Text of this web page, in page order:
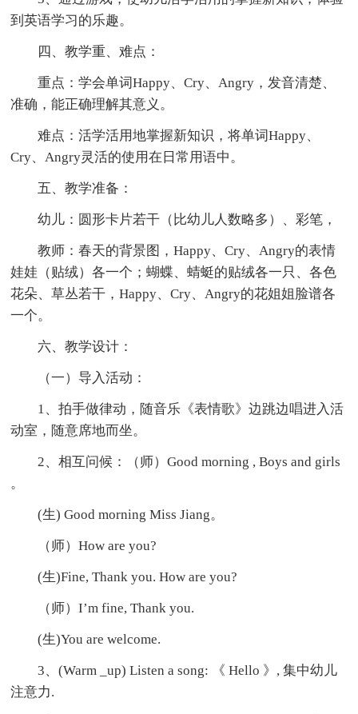
到英语学习的乐趣。
四、教学重、难点：
重点：学会单词Happy、Cry、Angry，发音清楚、
准确，能正确理解其意义。
难点：活学活用地掌握新知识，将单词Happy、
Cry、Angry灵活的使用在日常用语中。
五、教学准备：
幼儿：圆形卡片若干（比幼儿人数略多）、彩笔，
教师：春天的背景图，Happy、Cry、Angry的表情
娃娃（贴绒）各一个；蝴蝶、蜻蜓的贴绒各一只、各色
花朵、草丛若干，Happy、Cry、Angry的花姐姐脸谱各
一个。
六、教学设计：
（一）导入活动：
1、拍手做律动，随音乐《表情歌》边跳边唱进入活
动室，随意席地而坐。
2、相互问候：（师）Good morning , Boys and girls
。
(生) Good morning Miss Jiang。
（师）How are you?
(生)Fine, Thank you. How are you?
（师）I’m fine, Thank you.
(生)You are welcome.
3、(Warm _up) Listen a song: 《 Hello 》, 集中幼儿
注意力.